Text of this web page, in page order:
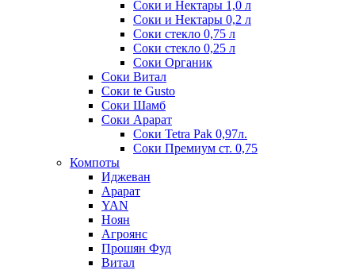
Соки и Нектары 1,0 л
Соки и Нектары 0,2 л
Соки стекло 0,75 л
Соки стекло 0,25 л
Соки Органик
Соки Витал
Соки te Gusto
Соки Шамб
Соки Арарат
Соки Tetra Pak 0,97л.
Соки Премиум ст. 0,75
Компоты
Иджеван
Арарат
YAN
Ноян
Агроянс
Прошян Фуд
Витал